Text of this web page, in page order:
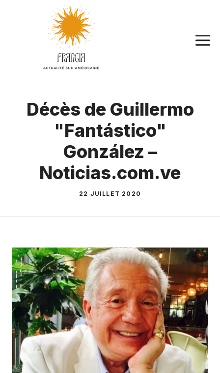
Décès de Guillermo
"Fantástico"
González –
Noticias.com.ve
22 JUILLET 2020